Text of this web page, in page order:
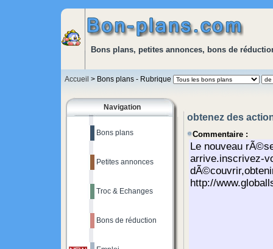
Bons plans, petites annonces, bons de
Accueil > Bons plans - Rubrique
Navigation
Bons plans
Petites annonces
Troc & Echanges
Bons de réduction
obtenez des
Commentaire :